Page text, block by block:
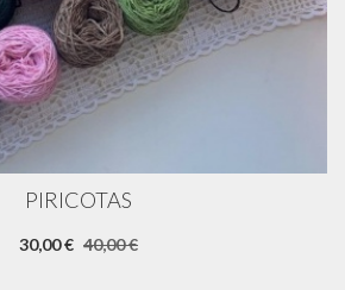
PIRICOTAS
30,00 € 40,00 €